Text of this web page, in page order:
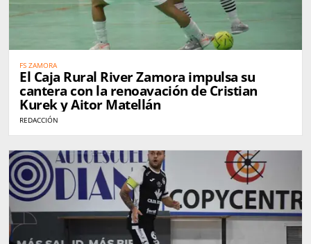
FS ZAMORA
El Caja Rural River Zamora impulsa su
cantera con la renoavación de Cristian
Kurek y Aitor Matellán
REDACCIÓN